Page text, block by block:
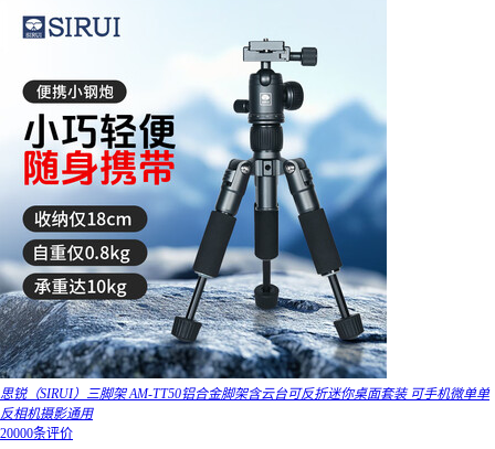
思锐（SIRUI）三脚架 AM-TT50铝合金脚架含云台可反折迷你桌面套装 可手机微单单
反相机摄影通用
20000条评价